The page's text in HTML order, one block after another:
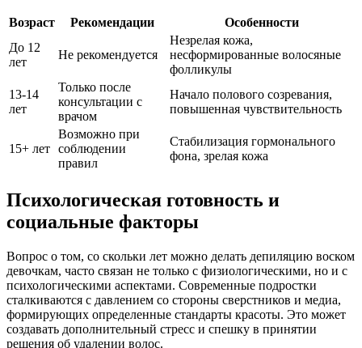
Возраст Рекомендации
Особенности
До 12
лет
Не рекомендуется
Незрелая кожа,
несформированные волосяные
фолликулы
13-14
лет
Только после
консультации с
врачом
Начало полового созревания,
повышенная чувствительность
15+ лет
Возможно при
соблюдении
правил
Стабилизация гормонального
фона, зрелая кожа
Психологическая готовность и
социальные факторы
Вопрос о том, со скольки лет можно делать депиляцию воском
девочкам, часто связан не только с физиологическими, но и с
психологическими аспектами. Современные подростки
сталкиваются с давлением со стороны сверстников и медиа,
формирующих определенные стандарты красоты. Это может
создавать дополнительный стресс и спешку в принятии
решения об удалении волос.